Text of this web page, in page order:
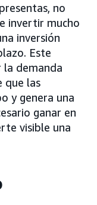
no
invertir mucho
inversión
Este
la demanda
que las
y genera una
ganar en
visible una